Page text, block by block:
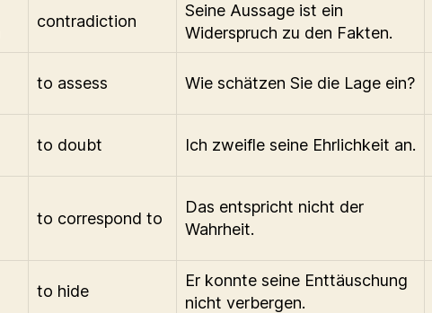
contradiction
Seine Aussage ist ein
Widerspruch zu den Fakten.
to assess Wie schätzen Sie die Lage ein?
to doubt Ich zweifle seine Ehrlichkeit an.
to correspond to
Das entspricht nicht der
Wahrheit.
to hide
Er konnte seine Enttäuschung
nicht verbergen.